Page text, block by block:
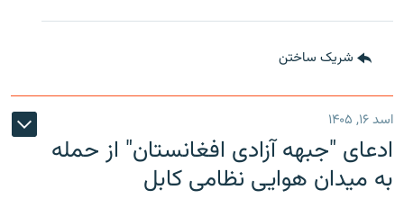
شریک ساختن
اسد ۱۶, ۱۴۰۵
ادعای "جبهه آزادی افغانستان" از حمله
به میدان هوایی نظامی کابل